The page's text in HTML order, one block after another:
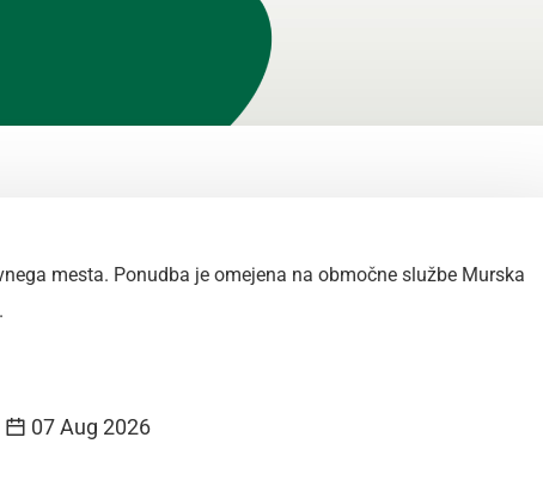
mesta. Ponudba je omejena na območne službe Murska
.
07 Aug 2026